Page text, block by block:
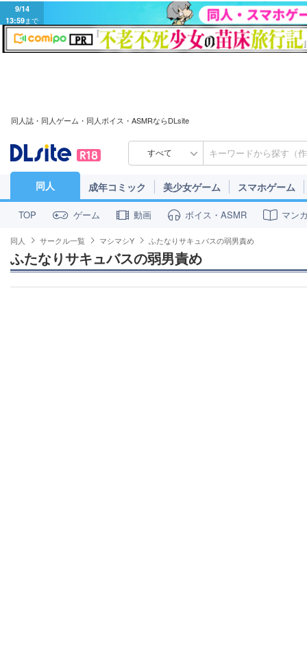
9/14
13:59まで
同人誌・同人ゲーム・同人ボイス・ASMRならDLsite
すべて
同人 成年コミック 美少女ゲーム スマホゲーム
TOP ゲーム 動画 ボイス・ASMR マン
同人 サークル一覧 マシマシY ふたなりサキュバスの弱男責め
ふたなりサキュバスの弱男責め